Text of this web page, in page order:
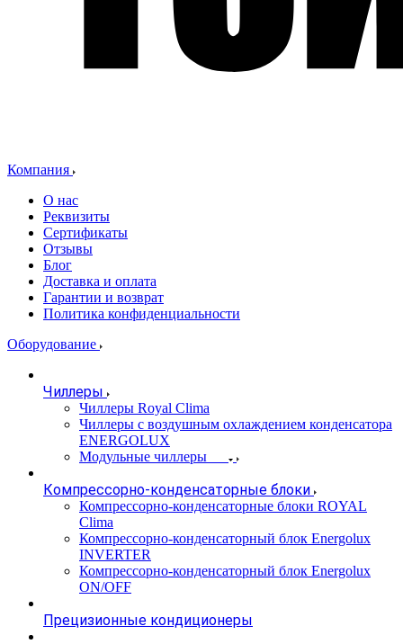
Компания
О нас
Реквизиты
Сертификаты
Отзывы
Блог
Доставка и оплата
Гарантии и возврат
Политика конфиденциальности
Оборудование
Чиллеры
Чиллеры Royal Clima
Чиллеры с воздушным охлаждением конденсатора
ENERGOLUX
Модульные чиллеры
Компрессорно-конденсаторные блоки
Компрессорно-конденсаторные блоки ROYAL
Clima
Компрессорно-конденсаторный блок Energolux
INVERTER
Компрессорно-конденсаторный блок Energolux
ON/OFF
Прецизионные кондиционеры